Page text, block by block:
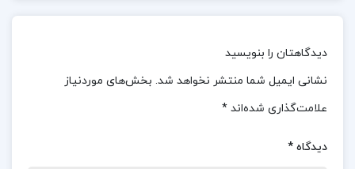
و می‌توانند مهارت‌های لازم برای تحلیل و بهینه‌سازی
بانکی مؤثر باشد. این کتاب، اطلاعات جامعی در مورد
سیاست‌های پولی، روش‌های تخصیص منابع، و استفاده
دیدگاهتان را بنویسید
نشانی ایمیل شما منتشر نخواهد شد. بخش‌های موردنیاز
علامت‌گذاری شده‌اند *
دیدگاه *